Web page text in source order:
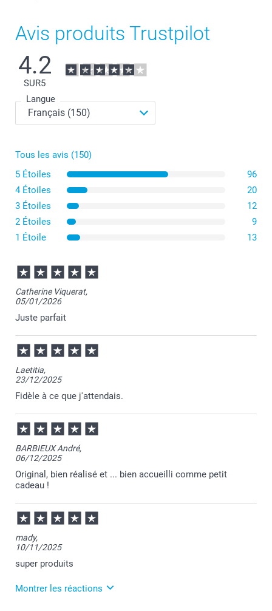
idéalement un portrait ou un gros plan qui se détachera
bien du fond.
Évitez les photos trop chargées en détails ou les
montages photos qui pourraient devenir illisibles une
fois imprimés en petit format.
Choisissez une mise en page qui valorise votre photo
selon son format : le modèle hexagonal met en valeur
parfaitement aux photos de groupe ou aux paysages.
Pensez à recadrer votre image pour mettre en avant le
sujet principal.
Avis produits Trustpilot
4.2
SUR5
Langue
Tous les avis (150)
5 Étoiles
96
4 Étoiles
20
3 Étoiles
12
2 Étoiles
9
1 Étoile
13
Catherine Viquerat,
05/01/2026
Juste parfait
Laetitia,
23/12/2025
Fidèle à ce que j'attendais.
BARBIEUX André,
06/12/2025
Original, bien réalisé et ... bien accueilli comme petit
cadeau !
mady,
10/11/2025
super produits
Montrer les réactions